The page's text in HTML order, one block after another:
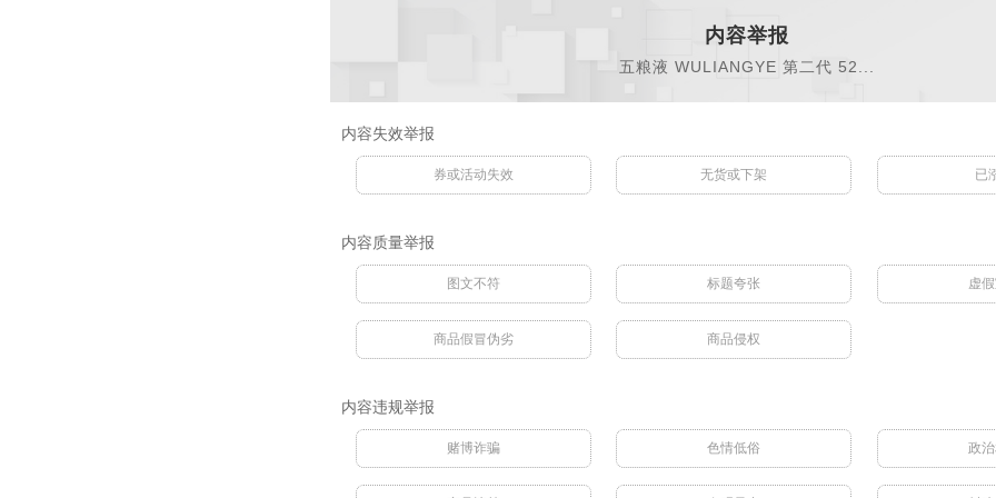
内容举报
五粮液 WULIANGYE 第二代 52...
内容失效举报
券或活动失效 无货或下架 已
内容质量举报
图文不符 标题夸张 虚
商品假冒伪劣 商品侵权
内容违规举报
赌博诈骗 色情低俗 政